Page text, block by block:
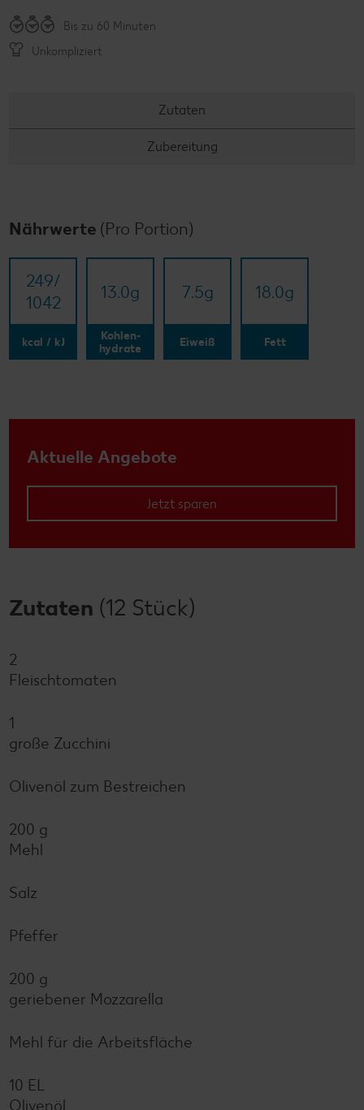
Bis zu 60 Minuten
Unkompliziert
Zutaten
Zubereitung
Nährwerte (Pro Portion)
249/​
1042
kcal / kJ
13.0g
Kohlen-
hydrate
7.5g
Eiweiß
18.0g
Fett
Aktuelle Angebote
Jetzt sparen
Zutaten (12 Stück)
2
Fleischtomaten
1
große Zucchini
Olivenöl zum Bestreichen
200 g
Mehl
Salz
Pfeffer
200 g
geriebener Mozzarella
Mehl für die Arbeitsfläche
10 EL
Olivenöl